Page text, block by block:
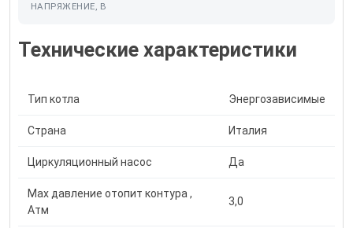
НАПРЯЖЕНИЕ, В
Технические характеристики
Тип котла Энергозависимые
Страна Италия
Циркуляционный насос Да
Max давление отопит контура ,
Атм
3,0